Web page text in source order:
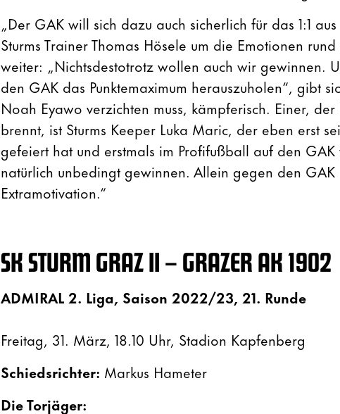
„Der GAK will sich dazu auch sicherlich für das 1:1
Sturms Trainer Thomas Hösele um die Emotionen
weiter: „Nichtsdestotrotz wollen auch wir gewinnen.
den GAK das Punktemaximum herauszuholen“, gibt
Noah Eyawo verzichten muss, kämpferisch. Einer,
brennt, ist Sturms Keeper Luka Maric, der eben erst
gefeiert hat und erstmals im Profifußball auf den
natürlich unbedingt gewinnen. Allein gegen den
Extramotivation.“
SK STURM GRAZ II – GRAZER AK 1902
ADMIRAL 2. Liga, Saison 2022/23, 21. Runde
Freitag, 31. März, 18.10 Uhr, Stadion Kapfenberg
Schiedsrichter: Markus Hameter
Die Torjäger: